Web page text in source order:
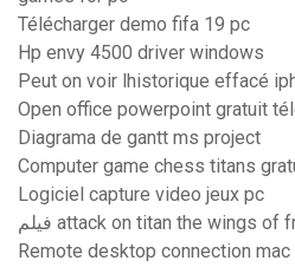
Télécharger demo fifa 19 pc
Hp envy 4500 driver windows
Peut on voir lhistorique effacé
Open office powerpoint gratuit
Diagrama de gantt ms project
Computer game chess titans
Logiciel capture video jeux pc
Remote desktop connection mac